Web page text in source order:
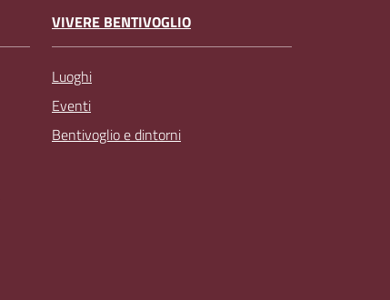
VIVERE BENTIVOGLIO
Luoghi
Eventi
Bentivoglio e dintorni